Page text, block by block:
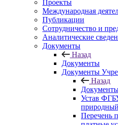
Проекты
Международная
Публикации
Сотрудничество и
Аналитические
Документы
Назад
Документы
Документы
Назад
Устав
Перечень